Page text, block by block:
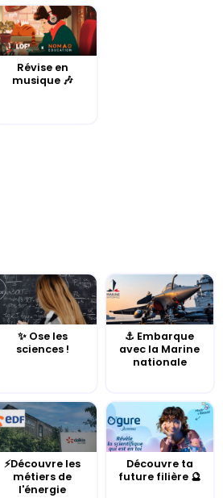
Révise en
musique 🎶
✨ Ose les
sciences !
⚓️ Embarque
avec la Marine
nationale
⚡Découvre les
métiers de
l'énergie
Découvre ta
future filière 🔮